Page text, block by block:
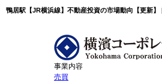
鴨居駅【JR横浜線】不動産投資の市場動向【更新
事業内容
売買